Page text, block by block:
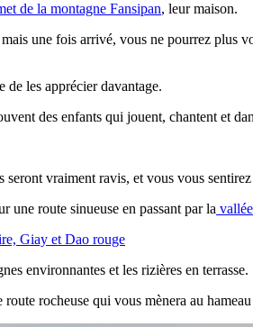
de la montagne Fansipan, leur maison.
une fois arrivé, vous ne pourrez plus
de les apprécier davantage.
des enfants qui jouent, chantent et
vraiment ravis, et vous vous
une route sinueuse en passant par la
Giay et Dao rouge
environnantes et les rizières en terrasse.
rocheuse qui vous mènera au